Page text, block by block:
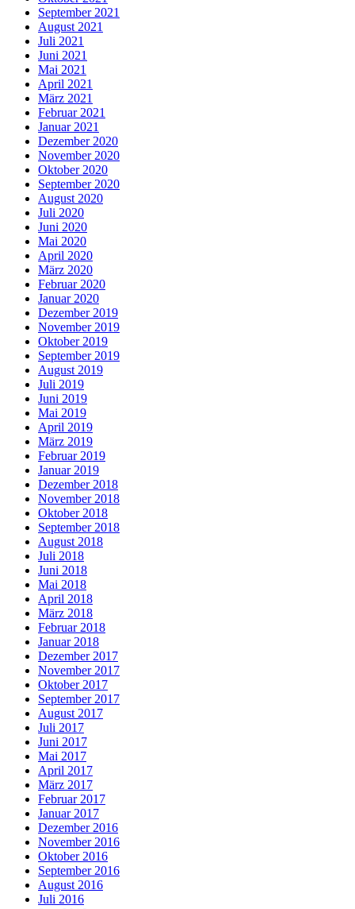
September 2021
August 2021
Juli 2021
Juni 2021
Mai 2021
April 2021
März 2021
Februar 2021
Januar 2021
Dezember 2020
November 2020
Oktober 2020
September 2020
August 2020
Juli 2020
Juni 2020
Mai 2020
April 2020
März 2020
Februar 2020
Januar 2020
Dezember 2019
November 2019
Oktober 2019
September 2019
August 2019
Juli 2019
Juni 2019
Mai 2019
April 2019
März 2019
Februar 2019
Januar 2019
Dezember 2018
November 2018
Oktober 2018
September 2018
August 2018
Juli 2018
Juni 2018
Mai 2018
April 2018
März 2018
Februar 2018
Januar 2018
Dezember 2017
November 2017
Oktober 2017
September 2017
August 2017
Juli 2017
Juni 2017
Mai 2017
April 2017
März 2017
Februar 2017
Januar 2017
Dezember 2016
November 2016
Oktober 2016
September 2016
August 2016
Juli 2016